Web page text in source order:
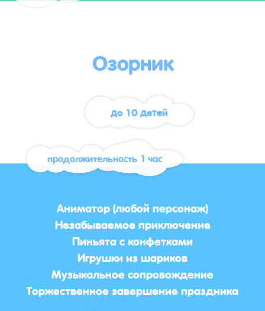
Озорник
до 10 детей
продолжительность 1 час
Аниматор (любой персонаж)
Незабываемое приключение
Пиньята с конфетками
Игрушки из шариков
Музыкальное сопровождение
Торжественное завершение праздника